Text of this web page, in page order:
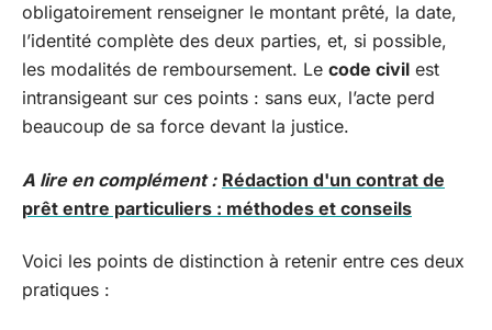
obligatoirement renseigner le montant prêté, la date,
l’identité complète des deux parties, et, si possible,
les modalités de remboursement. Le code civil est
intransigeant sur ces points : sans eux, l’acte perd
beaucoup de sa force devant la justice.
A lire en complément : Rédaction d'un contrat de
prêt entre particuliers : méthodes et conseils
Voici les points de distinction à retenir entre ces deux
pratiques :